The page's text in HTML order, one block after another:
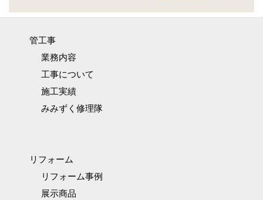
管工事
業務内容
工事について
施工実績
みみずく修理隊
リフォーム
リフォーム事例
展示商品